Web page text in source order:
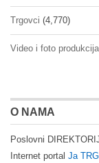
Trgovci (4,770)
Video i foto produkcija
O NAMA
Poslovni
Internet portal Ja